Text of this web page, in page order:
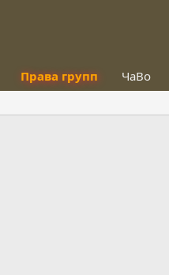
Права групп ЧаВо